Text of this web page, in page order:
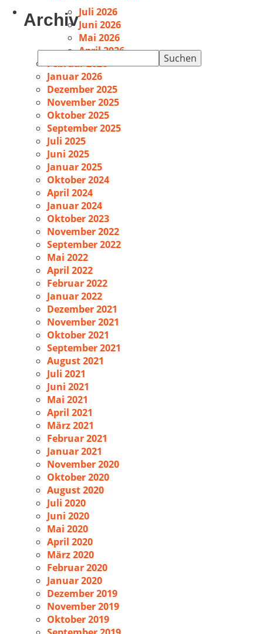
nach:
ArchivJuli 2026
Juni 2026
Mai 2026
April 2026
Februar 2026
Januar 2026
Dezember 2025
November 2025
Oktober 2025
September 2025
Juli 2025
Juni 2025
Januar 2025
Oktober 2024
April 2024
Januar 2024
Oktober 2023
November 2022
September 2022
Mai 2022
April 2022
Februar 2022
Januar 2022
Dezember 2021
November 2021
Oktober 2021
September 2021
August 2021
Juli 2021
Juni 2021
Mai 2021
April 2021
März 2021
Februar 2021
Januar 2021
November 2020
Oktober 2020
August 2020
Juli 2020
Juni 2020
Mai 2020
April 2020
März 2020
Februar 2020
Januar 2020
Dezember 2019
November 2019
Oktober 2019